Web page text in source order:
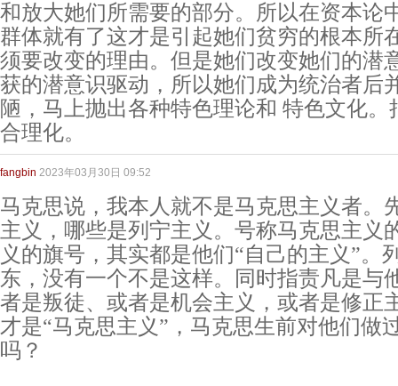
和放大她们所需要的部分。所以在资本论
群体就有了这才是引起她们贫穷的根本所
须要改变的理由。但是她们改变她们的潜
获的潜意识驱动，所以她们成为统治者后
陋，马上抛出各种特色理论和 特色文化
合理化。
fangbin 2023年03月30日 09:52
马克思说，我本人就不是马克思主义者。
主义，哪些是列宁主义。号称马克思主义
义的旗号，其实都是他们“自己的主义”。
东，没有一个不是这样。同时指责凡是与
者是叛徒、或者是机会主义，或者是修正
才是“马克思主义”，马克思生前对他们做
吗？